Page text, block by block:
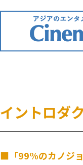
イントロダ
■「99%のカノジ